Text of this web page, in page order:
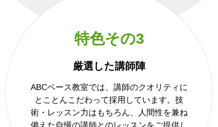
特色その3
厳選した講師陣
ABCベース教室では、講師のクオリティに
とことんこだわって採用しています。技
術・レッスン力はもちろん、人間性を兼ね
備えた自慢の講師とのレッスンをご提供し